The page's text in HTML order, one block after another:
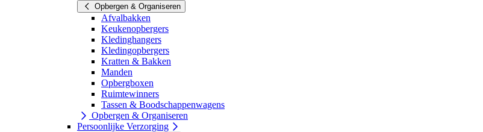
Opbergen & Organiseren
Afvalbakken
Keukenopbergers
Kledinghangers
Kledingopbergers
Kratten & Bakken
Manden
Opbergboxen
Ruimtewinners
Tassen & Boodschappenwagens
Opbergen & Organiseren
Persoonlijke Verzorging